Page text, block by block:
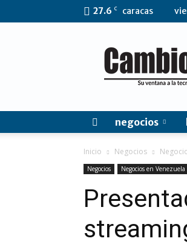
27.6 C caracas
negocios
Inicio Negocios
Negocios Negocios en Venezuela